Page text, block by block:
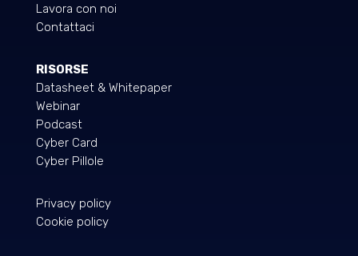
Lavora con noi
Contattaci
RISORSE
Datasheet & Whitepaper
Webinar
Podcast
Cyber Card
Cyber Pillole
Privacy policy
Cookie policy